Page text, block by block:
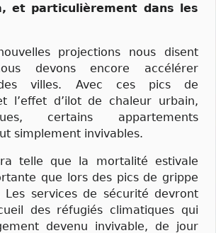
et particulièrement dans les
projections nous disent
devons encore accélérer
des villes. Avec ces pics de
l’effet d’ilot de chaleur urbain,
certains appartements
simplement invivables.
telle que la mortalité estivale
que lors des pics de grippe
Les services de sécurité devront
des réfugiés climatiques qui
devenu invivable, de jour